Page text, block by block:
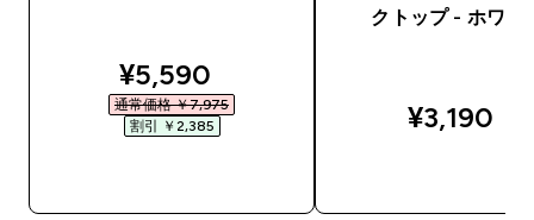
discounted price
¥5,590‎
通常価格 ￥7,975‎
割引 ￥2,385‎
クトップ - ホワイ
¥3,190‎